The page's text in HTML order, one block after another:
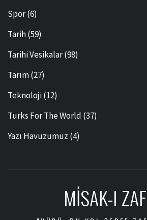
Spor(6)
Tarih(59)
Tarihi Vesikalar(98)
Tarım(27)
Teknoloji(12)
Turks For The World (37)
Yazı Havuzumuz (4)
MISAK-I